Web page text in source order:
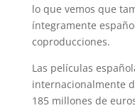
lo que vemos que
íntegramente
coproducciones.
Las películas
internacionalmente
185 millones de